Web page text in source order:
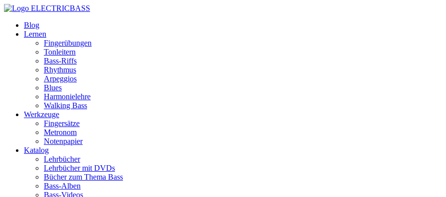
ELECTRICBASS
Blog
Lernen
Fingerübungen
Tonleitern
Bass-Riffs
Rhythmus
Arpeggios
Blues
Harmonielehre
Walking Bass
Werkzeuge
Fingersätze
Metronom
Notenpapier
Katalog
Lehrbücher
Lehrbücher mit DVDs
Bücher zum Thema Bass
Bass-Alben
Bass-Videos